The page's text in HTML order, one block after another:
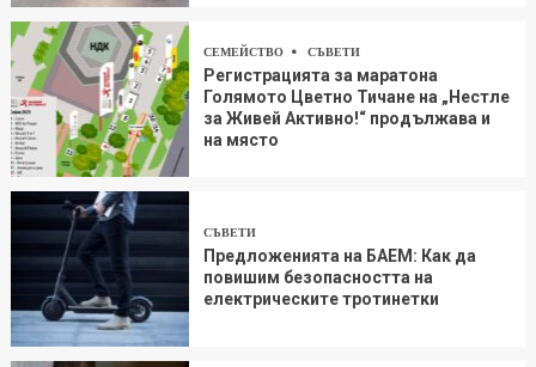
СЕМЕЙСТВО СЪВЕТИ
Регистрацията за маратона
Голямото Цветно Тичане на „Нестле
за Живей Aктивно!“ продължава и
на място
СЪВЕТИ
Предложенията на БАЕМ: Как да
повишим безопасността на
електрическите тротинетки